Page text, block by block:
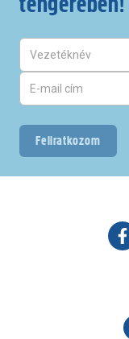
Feliratkozom